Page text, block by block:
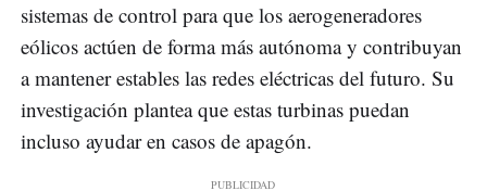
sistemas de control para que los aerogeneradores
eólicos actúen de forma más autónoma y contribuyan
a mantener estables las redes eléctricas del futuro. Su
investigación plantea que estas turbinas puedan
incluso ayudar en casos de apagón.